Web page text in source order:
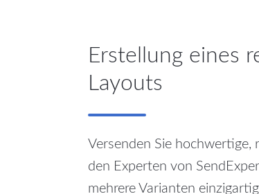
Erstellung eines
Layouts
Versenden Sie hochwertige,
den Experten von
mehrere Varianten